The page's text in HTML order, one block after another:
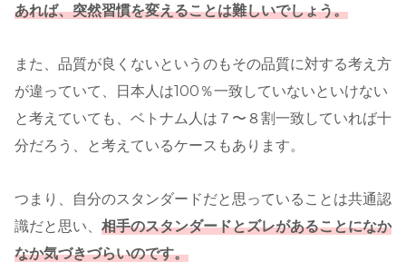
あれば、突然習慣を変えることは難しいでしょう。
また、品質が良くないというのもその品質に対する考え方
が違っていて、日本人は100％一致していないといけない
と考えていても、ベトナム人は７〜８割一致していれば十
分だろう、と考えているケースもあります。
つまり、自分のスタンダードだと思っていることは共通認
識だと思い、 相手のスタンダードとズレがあることになか
なか気づきづらいのです。